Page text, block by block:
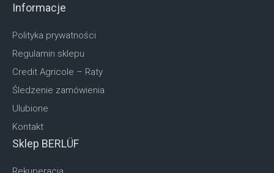
Informacje
Polityka prywatności
Regulamin sklepu
Credit Agricole – Raty
Śledzenie zamówienia
Ulubione
Kontakt
Sklep BERLÜF